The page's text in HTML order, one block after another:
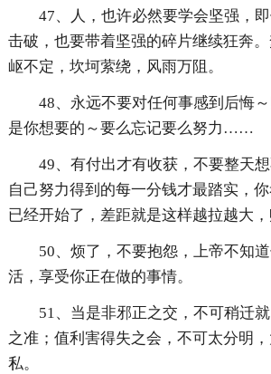
47、人，也许必然要学会坚强，
击破，也要带着坚强的碎片继续狂奔
岖不定，坎坷萦绕，风雨万阻。
48、永远不要对任何事感到后悔
是你想要的～要么忘记要么努力……
49、有付出才有收获，不要整天
自己努力得到的每一分钱才最踏实，
已经开始了，差距就是这样越拉越大，
50、烦了，不要抱怨，上帝不知
活，享受你正在做的事情。
51、当是非邪正之交，不可稍迁
之准；值利害得失之会，不可太分明
私。